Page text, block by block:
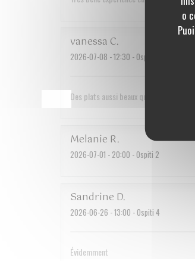
o
vanessa C
2026-07-08 - 12:30 - Ospiti 2
Des plats aussi beaux que bons. Un
Melanie R
2026-07-01 - 20:00 - Ospiti 2
Sandrine D
2026-06-26 - 13:00 - Ospiti 4
Évidemment